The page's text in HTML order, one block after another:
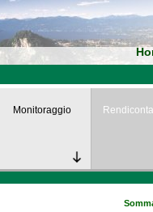
Monitoraggio